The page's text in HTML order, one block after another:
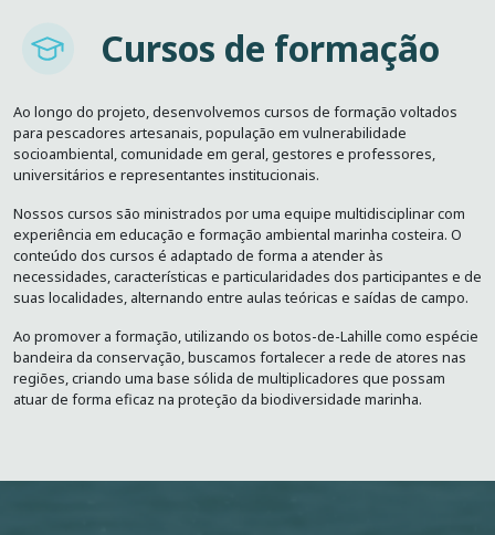
Imagem Cursos de formação
Ao longo do projeto, desenvolvemos cursos de formação voltados
para pescadores artesanais, população em vulnerabilidade
socioambiental, comunidade em geral, gestores e professores,
universitários e representantes institucionais.
Nossos cursos são ministrados por uma equipe multidisciplinar com
experiência em educação e formação ambiental marinha costeira. O
conteúdo dos cursos é adaptado de forma a atender às
necessidades, características e particularidades dos participantes e de
suas localidades, alternando entre aulas teóricas e saídas de campo.
Ao promover a formação, utilizando os botos-de-Lahille como espécie
bandeira da conservação, buscamos fortalecer a rede de atores nas
regiões, criando uma base sólida de multiplicadores que possam
atuar de forma eficaz na proteção da biodiversidade marinha.